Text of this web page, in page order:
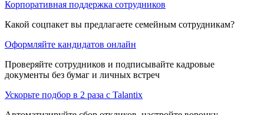
Корпоративная поддержка сотрудников
Какой соцпакет вы предлагаете семейным сотрудникам?
Оформляйте кандидатов онлайн
Проверяйте сотрудников и подписывайте кадровые
документы без бумаг и личных встреч
Ускорьте подбор в 2 раза с Talantix